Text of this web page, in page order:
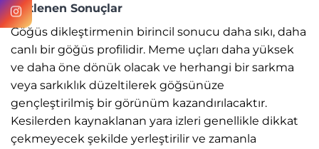
Beklenen Sonuçlar
Göğüs dikleştirmenin birincil sonucu daha sıkı, daha
canlı bir göğüs profilidir. Meme uçları daha yüksek
ve daha öne dönük olacak ve herhangi bir sarkma
veya sarkıklık düzeltilerek göğsünüze
gençleştirilmiş bir görünüm kazandırılacaktır.
Kesilerden kaynaklanan yara izleri genellikle dikkat
çekmeyecek şekilde yerleştirilir ve zamanla